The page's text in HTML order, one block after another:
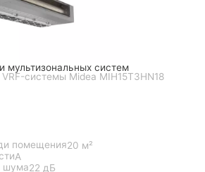
мультизональных систем
системы Midea MIH15T3HN18
20 м²
A
22 дБ